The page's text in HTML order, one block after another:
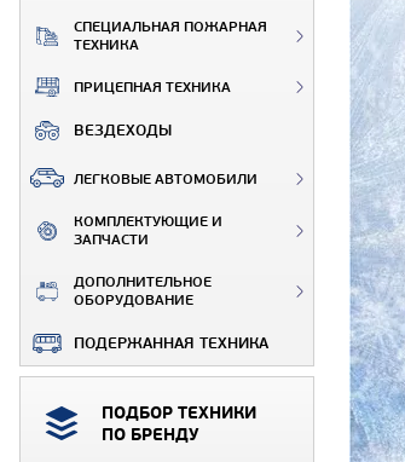
СПЕЦИАЛЬНАЯ ПОЖАРНАЯ
ТЕХНИКА
ПРИЦЕПНАЯ ТЕХНИКА
ВЕЗДЕХОДЫ
ЛЕГКОВЫЕ АВТОМОБИЛИ
КОМПЛЕКТУЮЩИЕ И
ЗАПЧАСТИ
ДОПОЛНИТЕЛЬНОЕ
ОБОРУДОВАНИЕ
ПОДЕРЖАННАЯ ТЕХНИКА
ПОДБОР ТЕХНИКИ
ПО БРЕНДУ